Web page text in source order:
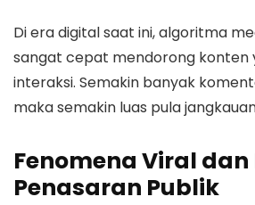
Di era digital saat ini, algoritma
sangat cepat mendorong konten
interaksi. Semakin banyak
maka semakin luas pula
Fenomena Viral dan
Penasaran Publik